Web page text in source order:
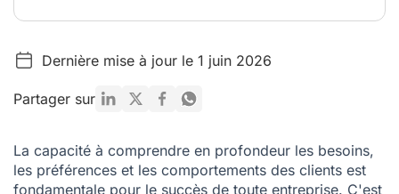
Les avantages d'utiliser un CRM analytique pour la
communication avec les clients
Inconvénients d'utiliser un CRM analytique dans la
FAQ sur les CRM analytiques
Dernière mise à jour le 1 juin 2026
Partager sur
La capacité à comprendre en profondeur les besoins,
les préférences et les comportements des clients est
fondamentale pour le succès de toute entreprise. C'est